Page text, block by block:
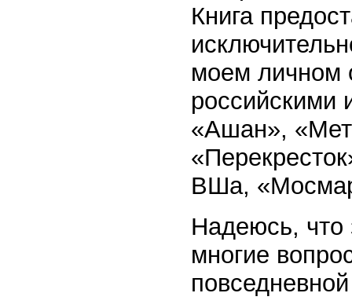
Книга
моем личном
российскими
«Ашан»,
ВШа,
Надеюсь, что
многие